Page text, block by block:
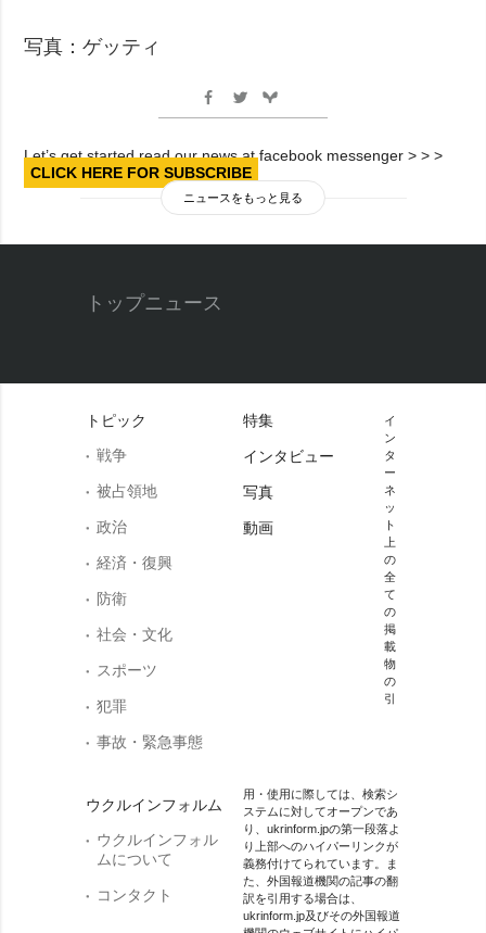
写真：ゲッティ
Let’s get started read our news at facebook messenger > > >
CLICK HERE FOR SUBSCRIBE
ニュースをもっと見る
トップニュース
トピック
戦争
被占領地
政治
経済・復興
防衛
社会・文化
スポーツ
犯罪
事故・緊急事態
ウクルインフォルム
ウクルインフォル
ムについて
コンタクト
特集
インタビュー
写真
動画
イ
ン
タ
ー
ネ
ッ
ト
上
の
全
て
の
掲
載
物
の
引
用・使用に際しては、検索シ
ステムに対してオープンであ
り、ukrinform.jpの第一段落よ
り上部へのハイパーリンクが
義務付けてられています。ま
た、外国報道機関の記事の翻
訳を引用する場合は、
ukrinform.jp及びその外国報道